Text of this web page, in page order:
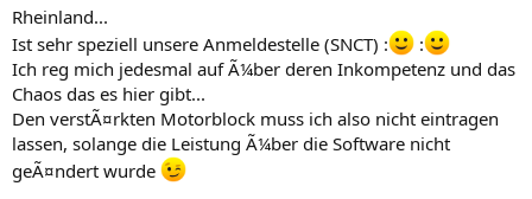
Rheinland...
Ist sehr speziell unsere Anmeldestelle (SNCT) :
:
Ich reg mich jedesmal auf Ã¼ber deren Inkompetenz und das
Chaos das es hier gibt...
Den verstÃ¤rkten Motorblock muss ich also nicht eintragen
lassen, solange die Leistung Ã¼ber die Software nicht
geÃ¤ndert wurde